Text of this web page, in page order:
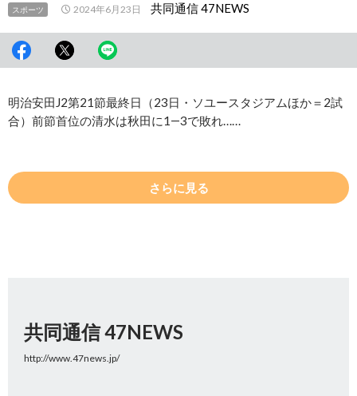
スポーツ 2024年6月23日 共同通信 47NEWS
明治安田J2第21節最終日（23日・ソユースタジアムほか＝2試
合）前節首位の清水は秋田に1―3で敗れ……
さらに見る
共同通信 47NEWS
http://www.47news.jp/